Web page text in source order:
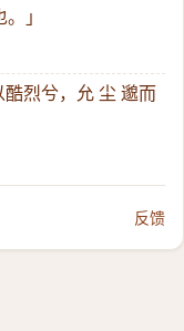
。」
酷烈兮，允 尘 邈而
反馈